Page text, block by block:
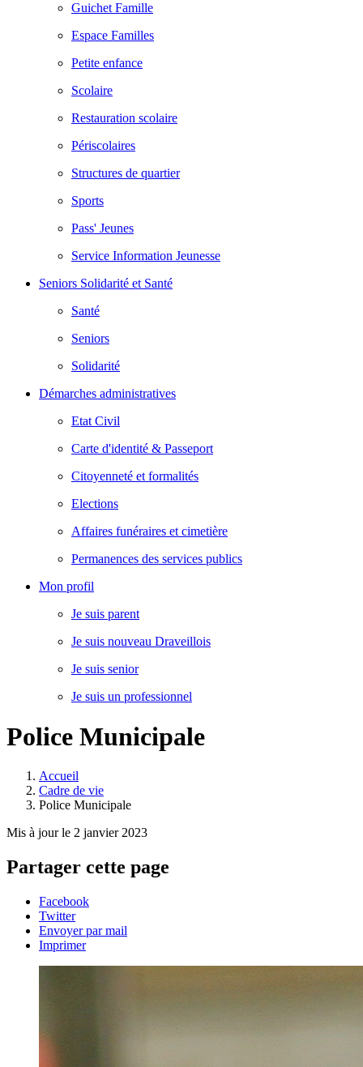
Guichet Famille
Espace Familles
Petite enfance
Scolaire
Restauration scolaire
Périscolaires
Structures de quartier
Sports
Pass' Jeunes
Service Information Jeunesse
Seniors Solidarité et Santé
Santé
Seniors
Solidarité
Démarches administratives
Etat Civil
Carte d'identité & Passeport
Citoyenneté et formalités
Elections
Affaires funéraires et cimetière
Permanences des services publics
Mon profil
Je suis parent
Je suis nouveau Draveillois
Je suis senior
Je suis un professionnel
Police Municipale
Accueil
Cadre de vie
Police Municipale
Mis à jour le 2 janvier 2023
Partager cette page
Facebook
Twitter
Envoyer par mail
Imprimer